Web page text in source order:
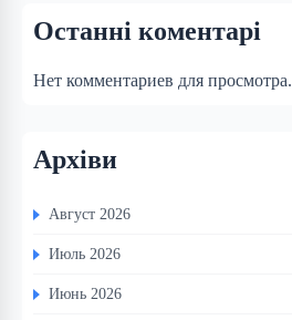
Останні коментарі
Нет комментариев для просмотра.
Архіви
Август 2026
Июль 2026
Июнь 2026